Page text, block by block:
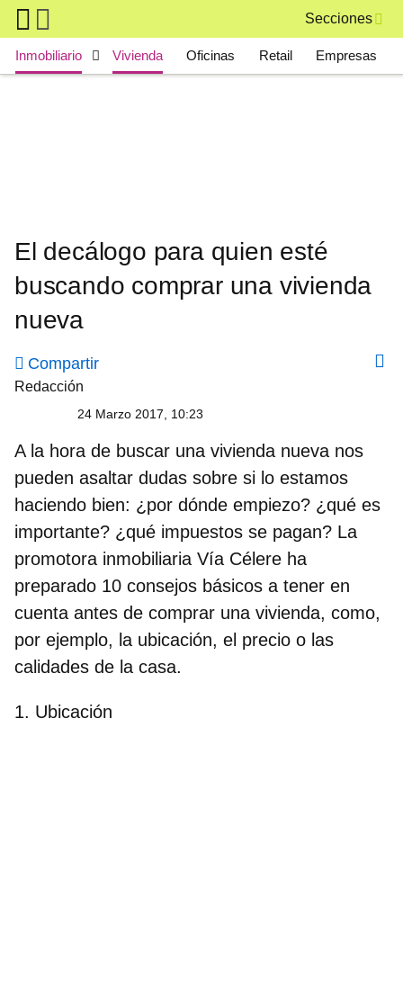
Skip to main content
Secciones
Main navigation
Inmobiliario Vivienda Oficinas Retail Empresas
El decálogo para quien esté
buscando comprar una vivienda
nueva
Compartir
Redacción
24 Marzo 2017, 10:23
A la hora de buscar una vivienda nueva nos
pueden asaltar dudas sobre si lo estamos
haciendo bien: ¿por dónde empiezo? ¿qué es
importante? ¿qué impuestos se pagan? La
promotora inmobiliaria Vía Célere ha
preparado 10 consejos básicos a tener en
cuenta antes de comprar una vivienda, como,
por ejemplo, la ubicación, el precio o las
calidades de la casa.
1. Ubicación